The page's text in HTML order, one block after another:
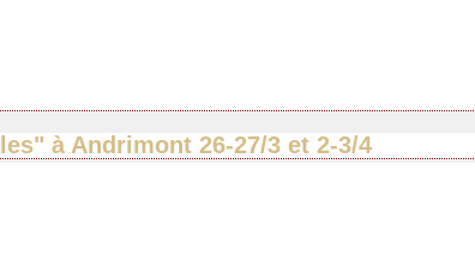
à Andrimont 26-27/3 et 2-3/4